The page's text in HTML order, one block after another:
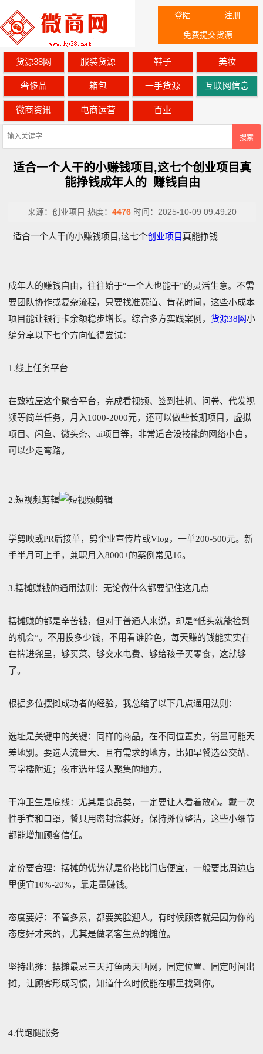
登陆 注册
免费提交货源
货源38网 服装货源 鞋子 美妆
奢侈品 箱包 一手货源 互联网信息
微商资讯 电商运营 百业
搜索
适合一个人干的小赚钱项目,这七个创业项目真
能挣钱成年人的_赚钱自由
来源：创业项目热度：4476 时间： 2025-10-09 09:49:20
适合一个人干的小赚钱项目,这七个创业项目真能挣钱
成年人的赚钱自由，往往始于“一个人也能干”的灵活生意。不需
要团队协作或复杂流程，只要找准赛道、肯花时间，这些小成本
项目能让银行卡余额稳步增长。综合多方实践案例，货源38网小
编分享以下七个方向值得尝试：
‌1.线上任务平台‌
在致粒屋这个聚合平台，完成看视频、签到挂机、问卷、代发视
频等简单任务，月入1000-2000元，还可以做些长期项目，虚拟
项目、闲鱼、微头条、ai项目等，非常适合没技能的网络小白，
可以少走弯路。
2.短视频剪辑‌
学剪映或PR后接单，剪企业宣传片或Vlog，一单200-500元。新
手半月可上手，兼职月入8000+的案例常见16。
3.摆摊赚钱的通用法则：无论做什么都要记住这几点
摆摊赚的都是辛苦钱，但对于普通人来说，却是“低头就能捡到
的机会”。不用投多少钱，不用看谁脸色，每天赚的钱能实实在
在揣进兜里，够买菜、够交水电费、够给孩子买零食，这就够
了。
根据多位摆摊成功者的经验，我总结了以下几点通用法则：
选址是关键中的关键：同样的商品，在不同位置卖，销量可能天
差地别。要选人流量大、且有需求的地方，比如早餐选公交站、
写字楼附近；夜市选年轻人聚集的地方。
干净卫生是底线：尤其是食品类，一定要让人看着放心。戴一次
性手套和口罩，餐具用密封盒装好，保持摊位整洁，这些小细节
都能增加顾客信任。
定价要合理：摆摊的优势就是价格比门店便宜，一般要比周边店
里便宜10%-20%，靠走量赚钱。
态度要好：不管多累，都要笑脸迎人。有时候顾客就是因为你的
态度好才来的，尤其是做老客生意的摊位。
坚持出摊：摆摊最忌三天打鱼两天晒网，固定位置、固定时间出
摊，让顾客形成习惯，知道什么时候能在哪里找到你。
4.代跑腿服务‌